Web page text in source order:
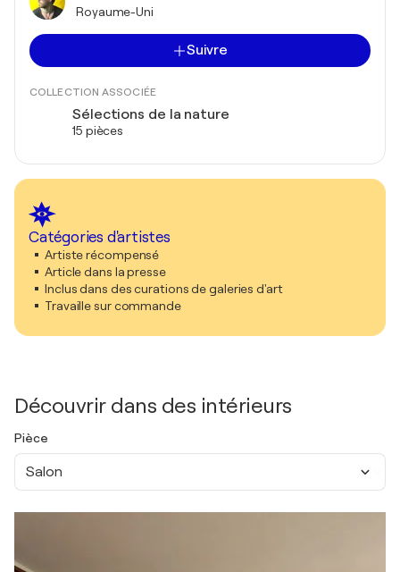
Royaume-Uni
Suivre
COLLECTION ASSOCIÉE
Sélections de la nature
15 pièces
Catégories d'artistes
Artiste récompensé
Article dans la presse
Inclus dans des curations de galeries d'art
Travaille sur commande
Découvrir dans des intérieurs
Pièce
Salon